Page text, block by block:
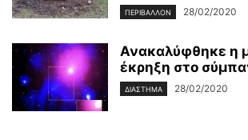
ΠΕΡΙΒΆΛΛΟΝ 28/02/2020
Ανακαλύφθηκε η
έκρηξη στο
ΔΙΆΣΤΗΜΑ 28/02/2020